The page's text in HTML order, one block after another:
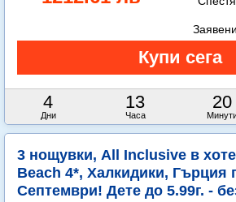
4
Дни
13
Часа
20
3 нощувки, All Inclusive в
Beach 4*, Халкидики, Гърция
Септември! Дете до 5.99г. -